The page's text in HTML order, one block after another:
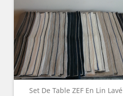
Set De Table ZEF En Lin Lavé